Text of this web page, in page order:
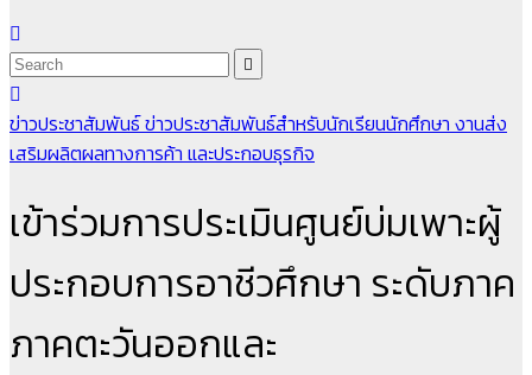
ข่าวประชาสัมพันธ์ข่าวประชาสัมพันธ์สำหรับนักเรียนนักศึกษา งานส่ง
เสริมผลิตผลทางการค้า และประกอบธุรกิจ
เข้าร่วมการประเมินศูนย์บ่มเพาะผู้
ประกอบการอาชีวศึกษา ระดับภาค
ภาคตะวันออกและ